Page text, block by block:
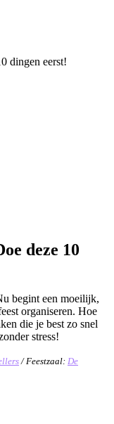
dingen eerst!
deze 10
begint een moeilijk,
organiseren. Hoe
die je best zo snel
stress!
/ Feestzaal: De